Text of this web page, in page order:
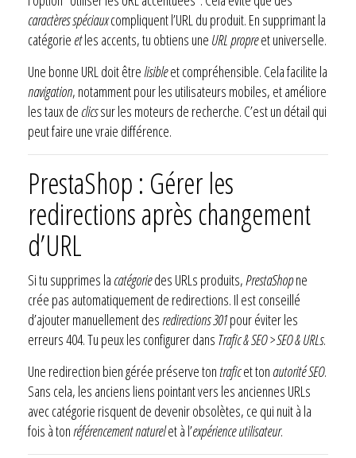
caractères spéciauxcompliquent l’URL du produit. En supprimant la
catégorie etles accents, tu obtiens une URL propreet universelle.
Une bonne URL doit être lisibleet compréhensible. Cela facilite la
navigation, notamment pour les utilisateurs mobiles, et améliore
les taux de clicssur les moteurs de recherche. C’est un détail qui
peut faire une vraie différence.
PrestaShop : Gérer les
redirections après changement
d’URL
Si tu supprimes la catégoriedes URLs produits,PrestaShopne
crée pas automatiquement de redirections. Il est conseillé
d’ajouter manuellement des redirections 301pour éviter les
erreurs 404. Tu peux les configurer dans Trafic & SEO > SEO & URLs.
Une redirection bien gérée préserve tontraficet ton autorité SEO.
Sans cela, les anciens liens pointant vers les anciennes URLs
avec catégorie risquent de devenir obsolètes, ce qui nuit à la
fois à ton référencement naturelet à l’expérience utilisateur.